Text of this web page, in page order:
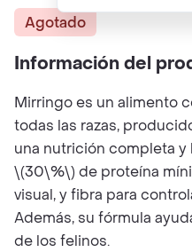
Agotado
Información del
Mirringo es un alimento
todas las razas,
una nutrición completa
\(30\%\) de proteína
visual, y fibra para
Además, su fórmula
de los felinos.